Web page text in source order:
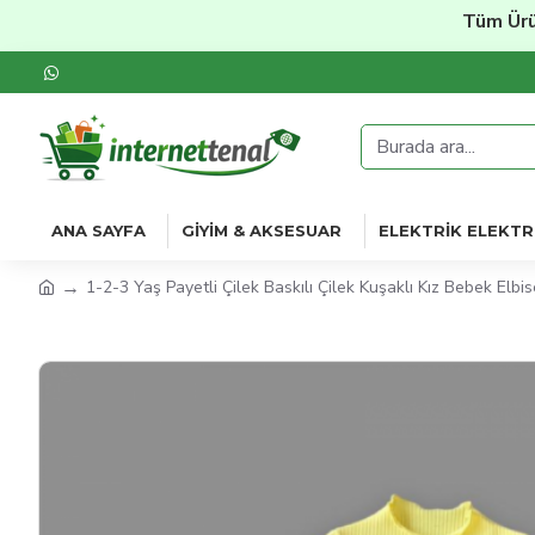
Tüm
ANA SAYFA GIYIM & AKSESUAR ELEKTRIK
1-2-3 Yaş Payetli Çilek Baskılı Çilek Kuşaklı Kız Bebek